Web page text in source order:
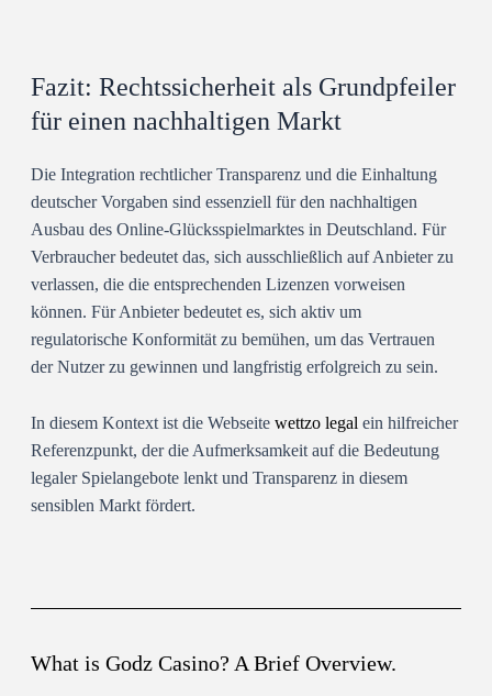
Fazit: Rechtssicherheit als Grundpfeiler
für einen nachhaltigen Markt
Die Integration rechtlicher Transparenz und die Einhaltung
deutscher Vorgaben sind essenziell für den nachhaltigen
Ausbau des Online-Glücksspielmarktes in Deutschland. Für
Verbraucher bedeutet das, sich ausschließlich auf Anbieter zu
verlassen, die die entsprechenden Lizenzen vorweisen
können. Für Anbieter bedeutet es, sich aktiv um
regulatorische Konformität zu bemühen, um das Vertrauen
der Nutzer zu gewinnen und langfristig erfolgreich zu sein.
In diesem Kontext ist die Webseitewettzo legal ein hilfreicher
Referenzpunkt, der die Aufmerksamkeit auf die Bedeutung
legaler Spielangebote lenkt und Transparenz in diesem
sensiblen Markt fördert.
What is Godz Casino? A Brief Overview.